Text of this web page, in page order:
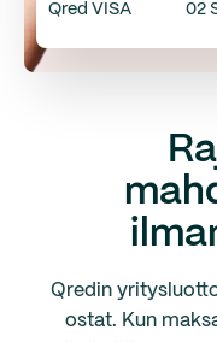
Qred VISA
02
Qredin
ostat. Kun